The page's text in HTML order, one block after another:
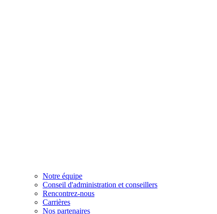
Notre équipe
Conseil d'administration et conseillers
Rencontrez-nous
Carrières
Nos partenaires